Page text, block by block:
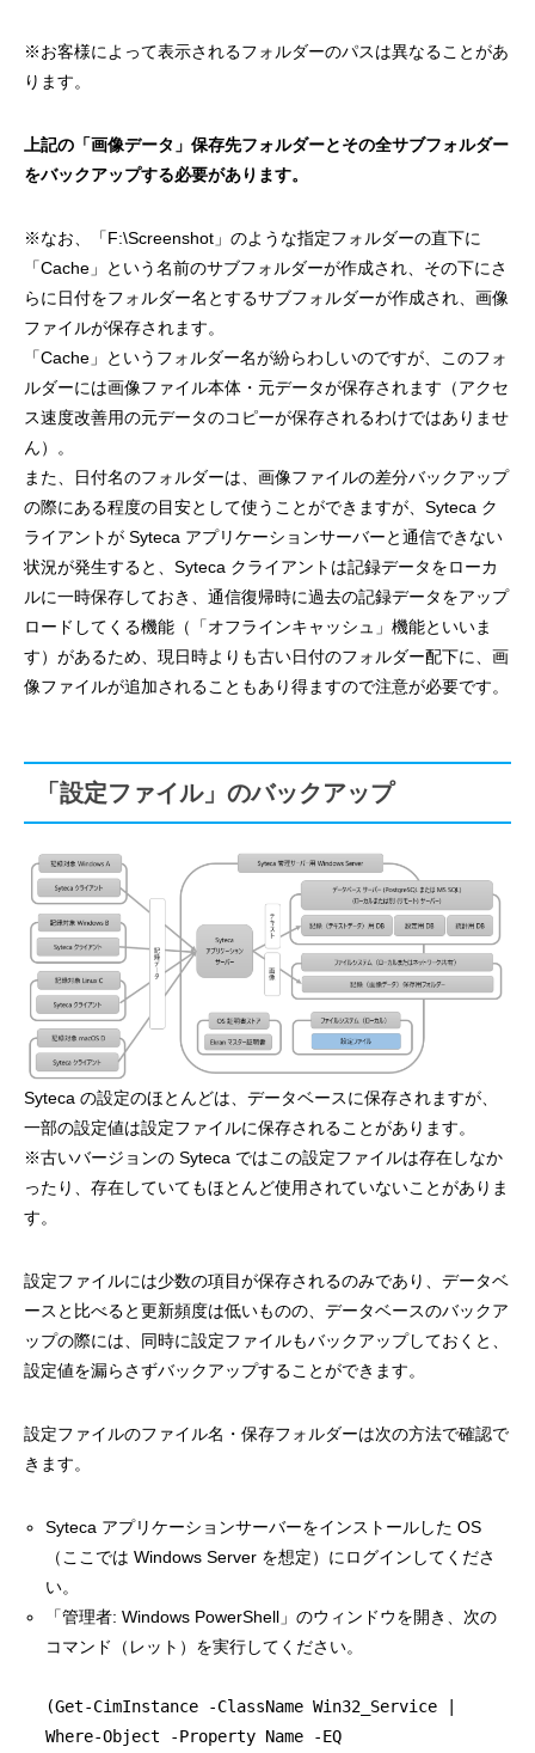
※お客様によって表示されるフォルダーのパスは異なることがあ
ります。
上記の「画像データ」保存先フォルダーとその全サブフォルダー
をバックアップする必要があります。
※なお、「F:\Screenshot」のような指定フォルダーの直下に
「Cache」という名前のサブフォルダーが作成され、その下にさ
らに日付をフォルダー名とするサブフォルダーが作成され、画像
ファイルが保存されます。
「Cache」というフォルダー名が紛らわしいのですが、このフォ
ルダーには画像ファイル本体・元データが保存されます（アクセ
ス速度改善用の元データのコピーが保存されるわけではありませ
ん）。
また、日付名のフォルダーは、画像ファイルの差分バックアップ
の際にある程度の目安として使うことができますが、Syteca ク
ライアントが Syteca アプリケーションサーバーと通信できない
状況が発生すると、Syteca クライアントは記録データをローカ
ルに一時保存しておき、通信復帰時に過去の記録データをアップ
ロードしてくる機能（「オフラインキャッシュ」機能といいま
す）があるため、現日時よりも古い日付のフォルダー配下に、画
像ファイルが追加されることもあり得ますので注意が必要です。
「設定ファイル」のバックアップ
Syteca の設定のほとんどは、データベースに保存されますが、
一部の設定値は設定ファイルに保存されることがあります。
※古いバージョンの Syteca ではこの設定ファイルは存在しなか
ったり、存在していてもほとんど使用されていないことがありま
す。
設定ファイルには少数の項目が保存されるのみであり、データベ
ースと比べると更新頻度は低いものの、データベースのバックア
ップの際には、同時に設定ファイルもバックアップしておくと、
設定値を漏らさずバックアップすることができます。
設定ファイルのファイル名・保存フォルダーは次の方法で確認で
きます。
Syteca アプリケーションサーバーをインストールした OS
（ここでは Windows Server を想定）にログインしてくださ
い。
「管理者: Windows PowerShell」のウィンドウを開き、次の
コマンド（レット）を実行してください。
(Get-CimInstance -ClassName Win32_Service |
Where-Object -Property Name -EQ